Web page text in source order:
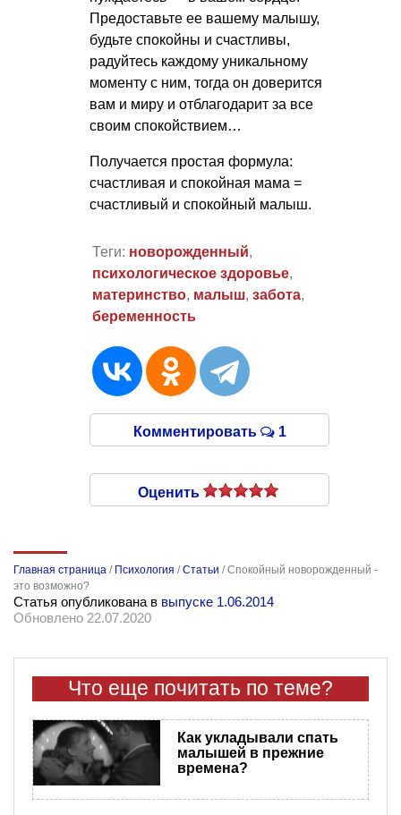
Предоставьте ее вашему малышу,
будьте спокойны и счастливы,
радуйтесь каждому уникальному
моменту с ним, тогда он доверится
вам и миру и отблагодарит за все
своим спокойствием…
Получается простая формула:
счастливая и спокойная мама =
счастливый и спокойный малыш.
Теги: новорожденный,
психологическое здоровье,
материнство, малыш, забота,
беременность
Комментировать 1
Оценить
Главная страница / Психология /Статьи /Спокойный новорожденный -
это возможно?
Статья опубликована в выпуске 1.06.2014
Обновлено 22.07.2020
Что еще почитать по теме?
Как укладывали спать
малышей в прежние
времена?